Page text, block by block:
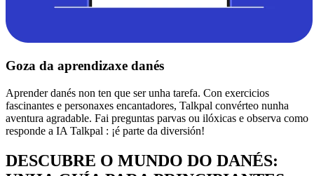
Goza da aprendizaxe danés
Aprender danés non ten que ser unha tarefa. Con exercicios
fascinantes e personaxes encantadores, Talkpal convérteo nunha
aventura agradable. Fai preguntas parvas ou ilóxicas e observa como
responde a IA Talkpal : ¡é parte da diversión!
DESCUBRE O MUNDO DO DANÉS: